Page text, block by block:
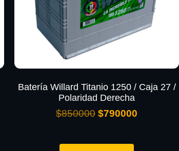
Batería Willard Titanio 1250 / Caja 27 /
Polaridad Derecha
$850000 $790000